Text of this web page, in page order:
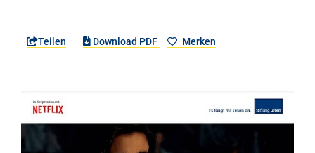
Teilen Download PDF Merken